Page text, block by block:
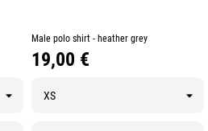
Male polo shirt - heather grey
Prix
19,00 €